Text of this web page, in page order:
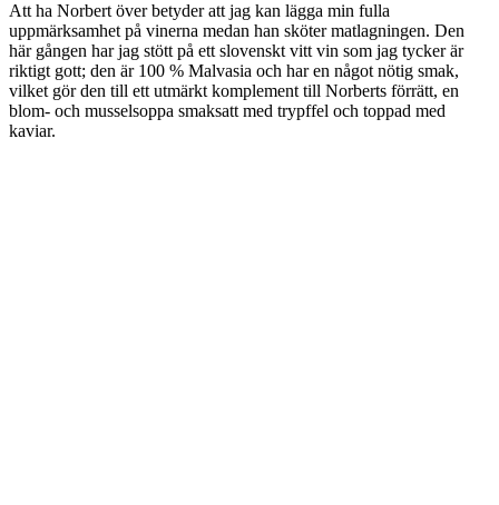
Att ha Norbert över betyder att jag kan lägga min fulla
uppmärksamhet på vinerna medan han sköter matlagningen. Den
här gången har jag stött på ett slovenskt vitt vin som jag tycker är
riktigt gott; den är 100 % Malvasia och har en något nötig smak,
vilket gör den till ett utmärkt komplement till Norberts förrätt, en
blom- och musselsoppa smaksatt med trypffel och toppad med
kaviar.